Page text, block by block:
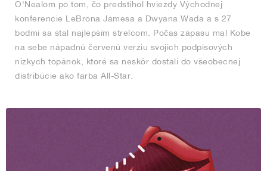
O'Nealom po tom, čo predstihol hviezdy Východnej
konferencie LeBrona Jamesa a Dwyana Wada a s 27
bodmi sa stal najlepším strelcom. Počas zápasu mal Kobe
na sebe nápadnú červenú verziu svojich podpisových
nízkych topánok, ktoré sa neskôr dostali do všeobecnej
distribúcie ako farba All-Star.